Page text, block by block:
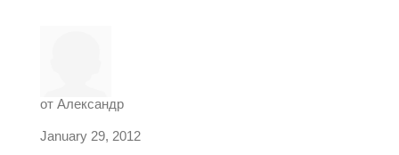
от Александр
January 29, 2012